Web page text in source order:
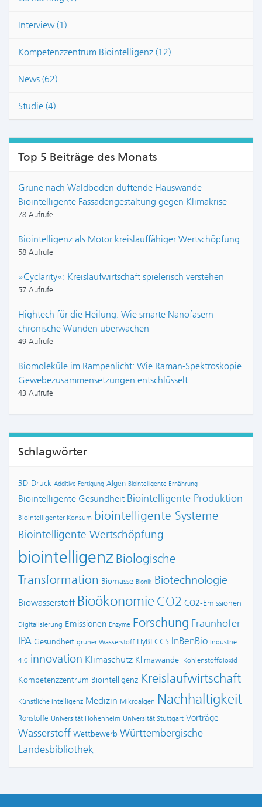
Interview (1)
Kompetenzzentrum Biointelligenz (12)
News (62)
Studie (4)
Top 5 Beiträge des Monats
Grüne nach Waldboden duftende Hauswände –
Biointelligente Fassadengestaltung gegen Klimakrise
78 Aufrufe
Biointelligenz als Motor kreislauffähiger Wertschöpfung
58 Aufrufe
»Cyclarity«: Kreislaufwirtschaft spielerisch verstehen
57 Aufrufe
Hightech für die Heilung: Wie smarte Nanofasern
chronische Wunden überwachen
49 Aufrufe
Biomoleküle im Rampenlicht: Wie Raman-Spektroskopie
Gewebezusammensetzungen entschlüsselt
43 Aufrufe
Schlagwörter
3D-Druck Additive Fertigung Algen Biointelligente Ernährung
Biointelligente Gesundheit Biointelligente Produktion
Biointelligenter Konsum biointelligente Systeme
Biointelligente Wertschöpfung
biointelligenz Biologische
Transformation Biomasse Bionik Biotechnologie
Biowasserstoff Bioökonomie CO2 CO2-Emissionen
Digitalisierung Emissionen Enzyme Forschung Fraunhofer
IPA Gesundheit grüner Wasserstoff HyBECCS InBenBio Industrie
4.0 innovation Klimaschutz Klimawandel Kohlenstoffdioxid
Kompetenzzentrum Biointelligenz Kreislaufwirtschaft
Künstliche Intelligenz Medizin Mikroalgen Nachhaltigkeit
Rohstoffe Universität Hohenheim Universität Stuttgart Vorträge
Wasserstoff Wettbewerb Württembergische
Landesbibliothek